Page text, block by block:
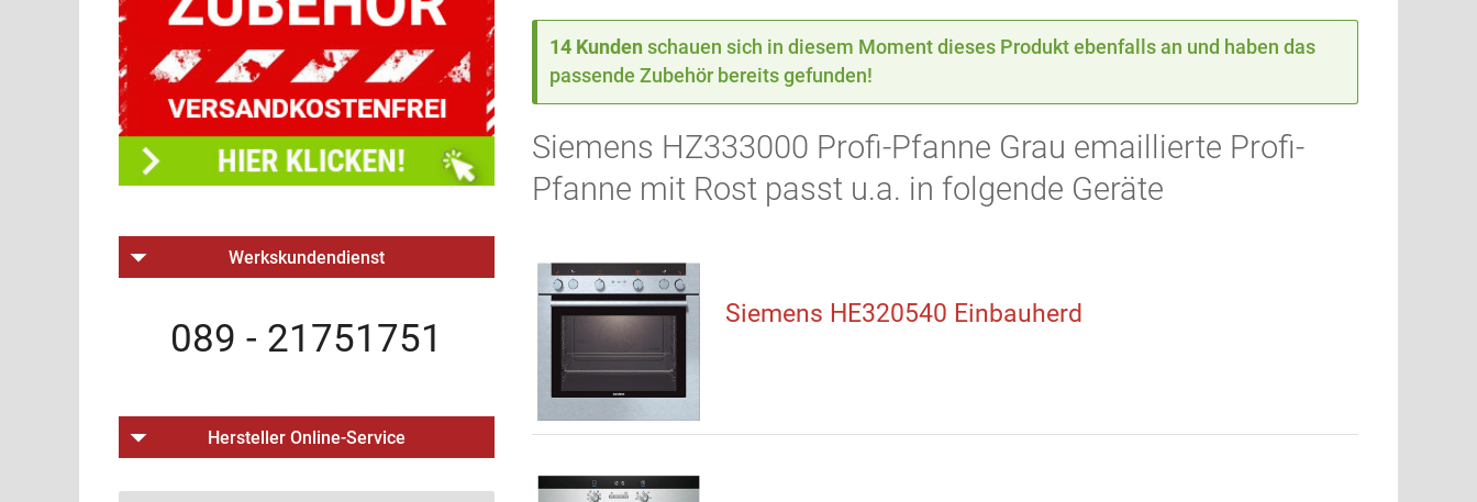
14 Kunden schauen sich in diesem Moment dieses Produkt ebenfalls an und haben das
passende Zubehör bereits gefunden!
Siemens HZ333000 Profi-Pfanne Grau emaillierte Profi-
Pfanne mit Rost passt u.a. in folgende Geräte
Siemens HE320540 Einbauherd
Werkskundendienst
089 - 21751751
Hersteller Online-Service